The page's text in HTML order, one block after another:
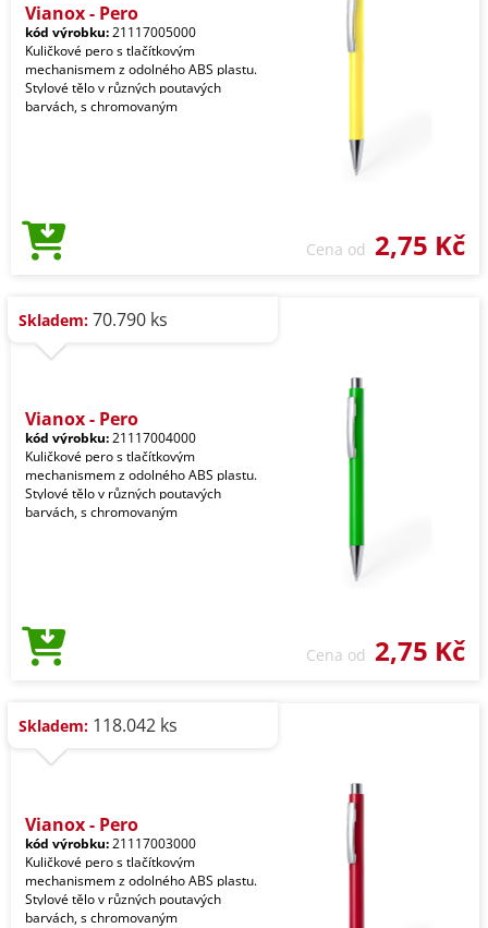
Vianox - Pero
kód výrobku:21117005000
Kuličkové pero s tlačítkovým
mechanismem z odolného ABS plastu.
Stylové tělo v různých poutavých
barvách, s chromovaným
Cena od 2,75 Kč
Skladem: 70.790 ks
Vianox - Pero
kód výrobku:21117004000
Kuličkové pero s tlačítkovým
mechanismem z odolného ABS plastu.
Stylové tělo v různých poutavých
barvách, s chromovaným
Cena od 2,75 Kč
Skladem: 118.042 ks
Vianox - Pero
kód výrobku:21117003000
Kuličkové pero s tlačítkovým
mechanismem z odolného ABS plastu.
Stylové tělo v různých poutavých
barvách, s chromovaným